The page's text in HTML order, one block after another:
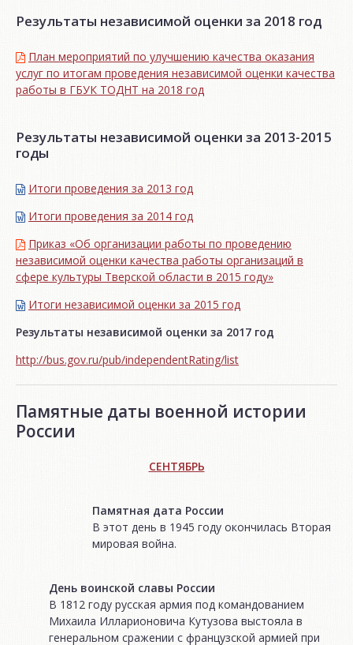
Результаты независимой оценки за 2018 год
План мероприятий по улучшению качества оказания
услуг по итогам проведения независимой оценки качества
работы в ГБУК ТОДНТ на 2018 год
Результаты независимой оценки за 2013-2015
годы
Итоги проведения за 2013 год
Итоги проведения за 2014 год
Приказ «Об организации работы по проведению
независимой оценки качества работы организаций в
сфере культуры Тверской области в 2015 году»
Итоги независимой oценки за 2015 год
Результаты независимой оценки за 2017 год
http://bus.gov.ru/pub/independentRating/list
Памятные даты военной истории
России
СЕНТЯБРЬ
Памятная дата России
В этот день в 1945 году окончилась Вторая
мировая война.
День воинской славы России
В 1812 году русская армия под командованием
Михаила Илларионовича Кутузова выстояла в
генеральном сражении с французской армией при